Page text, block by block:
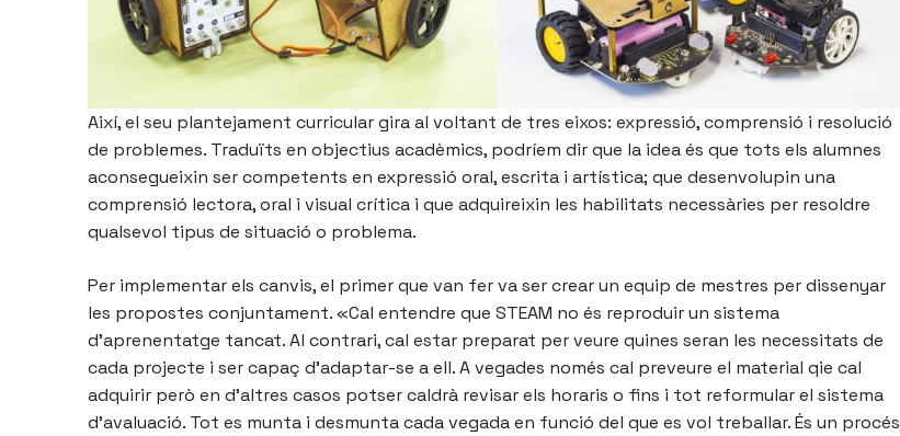
Així, el seu plantejament curricular gira al voltant de tres eixos: expressió, comprensió i resolució
de problemes. Traduïts en objectius acadèmics, podríem dir que la idea és que tots els alumnes
aconsegueixin ser competents en expressió oral, escrita i artística; que desenvolupin una
comprensió lectora, oral i visual crítica i que adquireixin les habilitats necessàries per resoldre
qualsevol tipus de situació o problema.
Per implementar els canvis, el primer que van fer va ser crear un equip de mestres per dissenyar
les propostes conjuntament. «Cal entendre que STEAM no és reproduir un sistema
d’aprenentatge tancat. Al contrari, cal estar preparat per veure quines seran les necessitats de
cada projecte i ser capaç d’adaptar-se a ell. A vegades només cal preveure el material qie cal
adquirir però en d’altres casos potser caldrà revisar els horaris o fins i tot reformular el sistema
d’avaluació. Tot es munta i desmunta cada vegada en funció del que es vol treballar. És un procés